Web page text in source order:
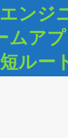
エンジ
ムア
ルー